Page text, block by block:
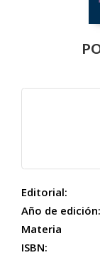
Editorial:
Año de edición:
Materia
ISBN: